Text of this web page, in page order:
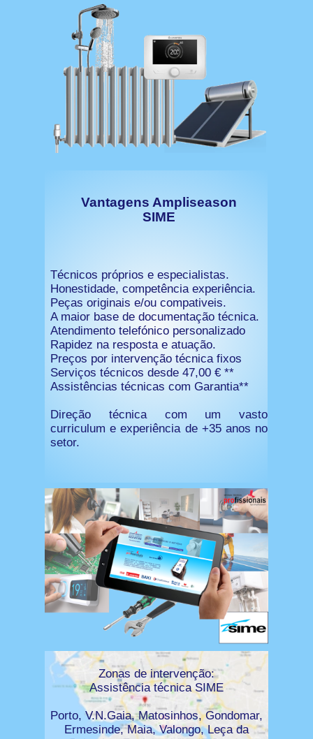
Zonas de intervenção:
Assistência técnica SIME
Porto, V.N.Gaia, Matosinhos, Gondomar,
Ermesinde, Maia, Valongo, Leça da
Vantagens Ampliseason
SIME
Técnicos próprios e especialistas.
Honestidade, competência experiência.
Peças originais e/ou compativeis.
A maior base de documentação técnica.
Atendimento telefónico personalizado
Rapidez na resposta e atuação.
Preços por intervenção técnica fixos
Serviços técnicos desde 47,00 € **
Assistências técnicas com Garantia**
Direção técnica com um vasto
curriculum e experiência de +35 anos no
setor.